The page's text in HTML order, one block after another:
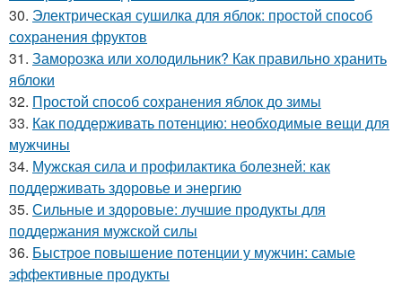
30. Электрическая сушилка для яблок: простой способ
сохранения фруктов
31. Заморозка или холодильник? Как правильно хранить
яблоки
32. Простой способ сохранения яблок до зимы
33. Как поддерживать потенцию: необходимые вещи для
мужчины
34. Мужская сила и профилактика болезней: как
поддерживать здоровье и энергию
35. Сильные и здоровые: лучшие продукты для
поддержания мужской силы
36. Быстрое повышение потенции у мужчин: самые
эффективные продукты